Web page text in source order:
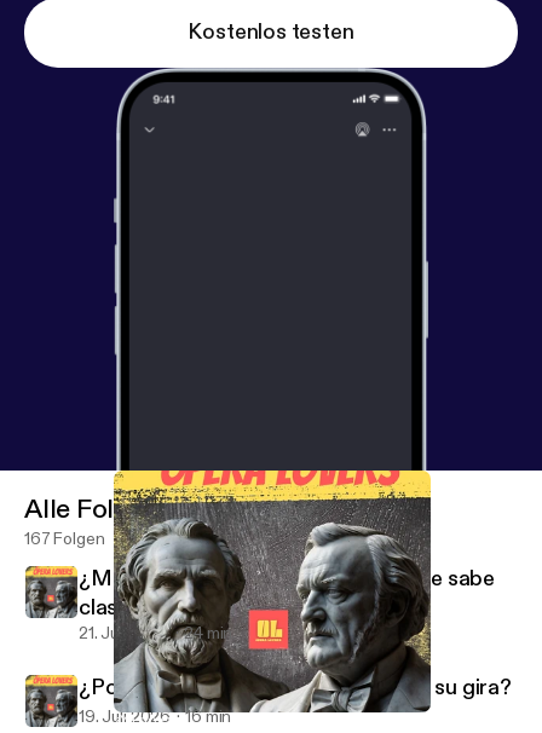
Kostenlos testen
¿Ya no existen los tenores italianos como antes?
Alle Folgen
167 Folgen
¿Mezzo o soprano? La voz que nadie sabe
clasificar
21. Juli 2026 24 min
¿Por qué Javier Camarena la invitó a su gira?
19. Juli 2026 16 min